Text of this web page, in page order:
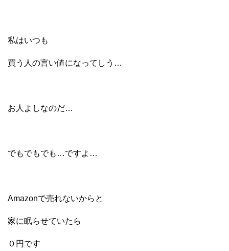
私はいつも
買う人の言い値になってしう…
お人よしなのだ…
でもでもでも…ですよ…
Amazonで売れないからと
家に眠らせていたら
０円です